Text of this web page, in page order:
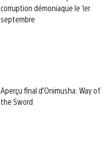
corruption démoniaque le 1er
septembre
Aperçu final d’Onimusha: Way of
the Sword